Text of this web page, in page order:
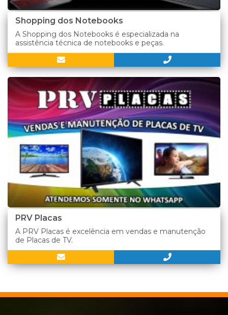
Shopping dos Notebooks
A Shopping dos Notebooks é especializada na
assistência técnica de notebooks e peças.
PRV Placas
A PRV Placas é excelência em vendas e manutenção
de Placas de TV.